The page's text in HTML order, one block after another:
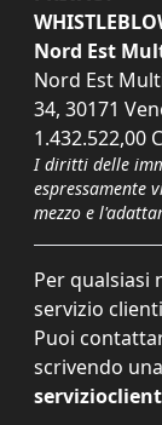
Nord Est
Nord Est
34, 30171
1.432.522,00
I diritti delle
espressamente
mezzo e
Per qualsiasi
servizio
Puoi
scrivendo